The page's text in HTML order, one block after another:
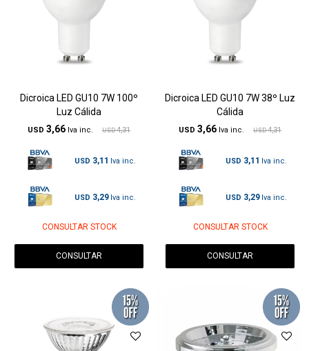
Dicroica LED GU10 7W 100º
Luz Cálida
USD 3,66 USD 4,31
USD 3,11
USD 3,29
CONSULTAR STOCK
CONSULTAR
Dicroica LED GU10 7W 38º Luz
Cálida
USD 3,66 USD 4,31
USD 3,11
USD 3,29
CONSULTAR STOCK
CONSULTAR